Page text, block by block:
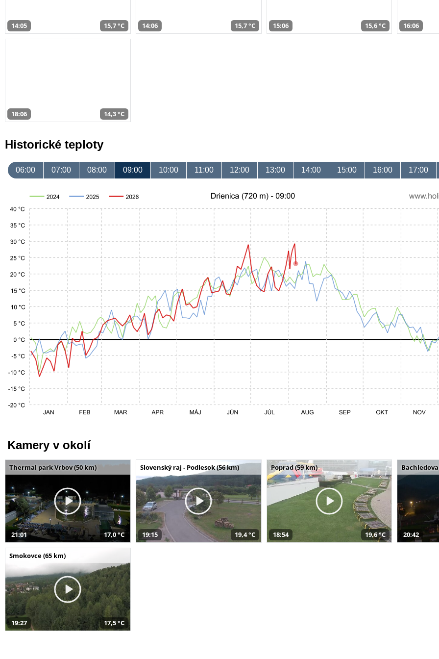
14:05 15,7 °C 14:06 15,7 °C 15:06 15,6 °C 16:06
18:06 14,3 °C
Historické teploty
06:00 07:00 08:00 09:00 10:00 11:00 12:00 13:00 14:00 15:00 16:00 17:00
Kamery v okolí
Thermal park Vrbov (50 km)
21:01 17,0 °C
Slovenský raj - Podlesok (56 km)
19:15 19,4 °C
Poprad (59 km)
18:54 19,6 °C 20:42
Smokovce (65 km)
19:27 17,5 °C